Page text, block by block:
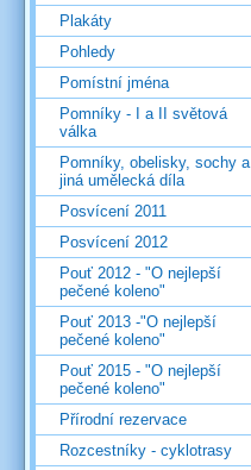
Plakáty
Pohledy
Pomístní jména
Pomníky - I a II světová
válka
Pomníky, obelisky, sochy a
jiná umělecká díla
Posvícení 2011
Posvícení 2012
Pouť 2012 - "O nejlepší
pečené koleno"
Pouť 2013 -"O nejlepší
pečené koleno"
Pouť 2015 - "O nejlepší
pečené koleno"
Přírodní rezervace
Rozcestníky - cyklotrasy